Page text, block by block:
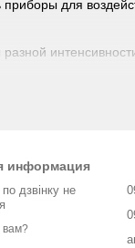
для
с
информация
дзвінку не
вам?